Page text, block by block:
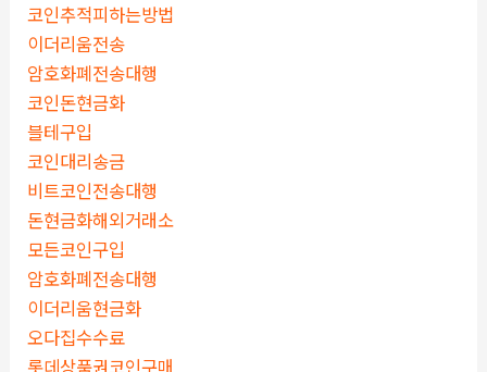
코인추적피하는방법
이더리움전송
암호화폐전송대행
코인돈현금화
블테구입
코인대리송금
비트코인전송대행
돈현금화해외거래소
모든코인구입
암호화폐전송대행
이더리움현금화
오다집수수료